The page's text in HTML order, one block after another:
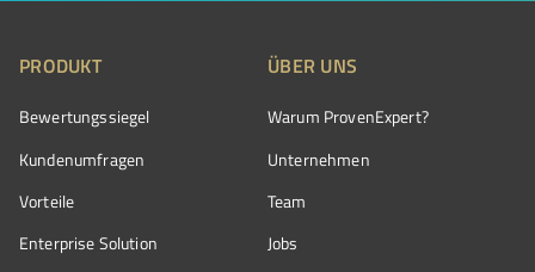
PRODUKT
Bewertungssiegel
Kundenumfragen
Vorteile
Enterprise Solution
ÜBER UNS
Warum ProvenExpert?
Unternehmen
Team
Jobs